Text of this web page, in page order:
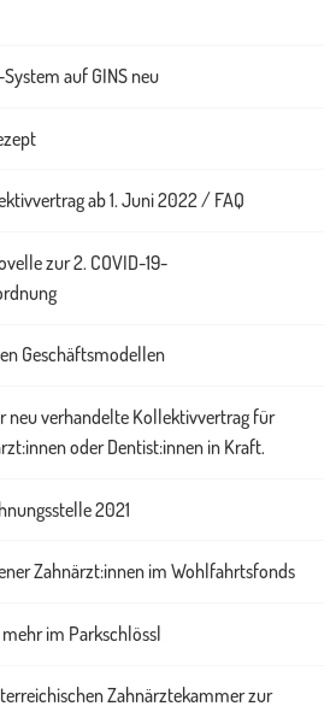
auf GINS neu
ab 1. Juni 2022 / FAQ
zur 2. COVID-19-
Geschäftsmodellen
neu verhandelte Kollektivvertrag für
oder Dentist:innen in Kraft.
2021
Zahnärzt:innen im Wohlfahrtsfonds
im Parkschlössl
Zahnärztekammer zur